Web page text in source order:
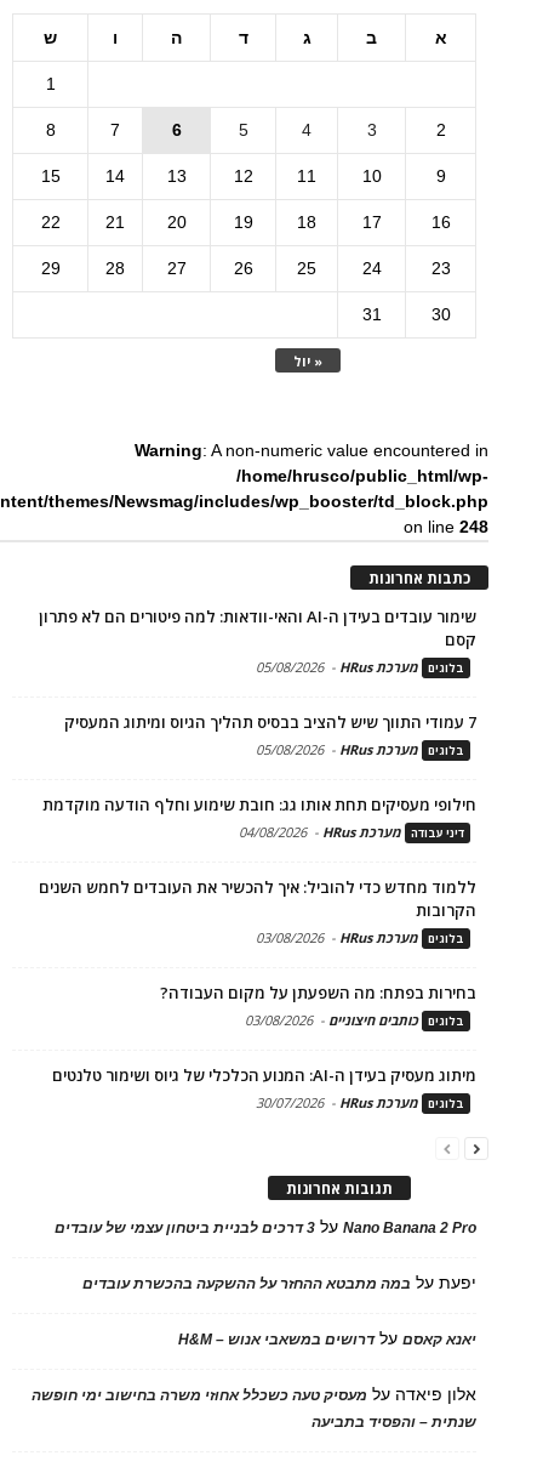
א ב ג ד ה ו ש
« יול
1
2
3
4
5
6
7
8
9
10
11
12
13
14
15
16
17
18
19
20
21
22
23
24
25
26
27
28
29
30
31
Warning: A non-numeric value encountered in
/home/hrusco/public_html/wp-
themes/Newsmag/includes/wp_booster/td_block.php
on line248
כתבות אחרונות
שימור עובדים בעידן ה-AI והאי-וודאות: למה פיטורים הם לא פתרון
קסם
בלוגים מערכת HRus -
05/08/2026
7 עמודי התווך שיש להציב בבסיס תהליך הגיוס ומיתוג המעסיק
בלוגים מערכת HRus -
05/08/2026
חילופי מעסיקים תחת אותו גג: חובת שימוע וחלף הודעה מוקדמת
דיני עבודה מערכת HRus -
04/08/2026
ללמוד מחדש כדי להוביל: איך להכשיר את העובדים לחמש השנים
הקרובות
בלוגים מערכת HRus -
03/08/2026
בחירות בפתח: מה השפעתן על מקום העבודה?
בלוגים כותבים חיצוניים -
03/08/2026
מיתוג מעסיק בעידן ה-AI: המנוע הכלכלי של גיוס ושימור טלנטים
בלוגים מערכת HRus -
30/07/2026
תגובות אחרונות
Nano Banana 2 Proעל 3 דרכים לבניית ביטחון עצמי של עובדים
יפעתעל במה מתבטא ההחזר על ההשקעה בהכשרת עובדים
יאנא קאסםעלדרושים במשאבי אנוש – H&M
אלון פיאדה על מעסיק טעה כשכלל אחוזי משרה בחישוב ימי חופשה
שנתית – והפסיד בתביעה